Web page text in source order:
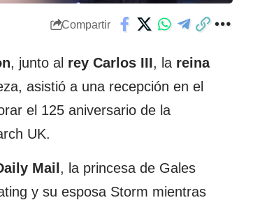
Compartir
, junto al rey Carlos III, la reina
asistió a una recepción en el
el 125 aniversario de la
UK.
Mail , la princesa de Gales
y su esposa Storm mientras